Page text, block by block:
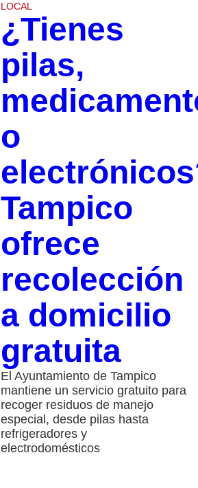
LOCAL
¿Tienes
pilas,
o
Tampico
ofrece
recolección
a domicilio
gratuita
El Ayuntamiento de Tampico
mantiene un servicio gratuito para
recoger residuos de manejo
especial, desde pilas hasta
refrigeradores y
electrodomésticos